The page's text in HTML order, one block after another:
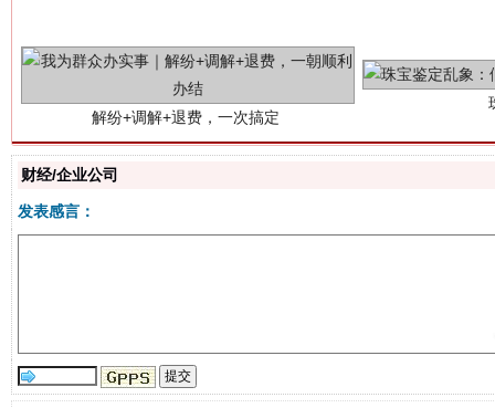
财经/企业公司
发表感言：